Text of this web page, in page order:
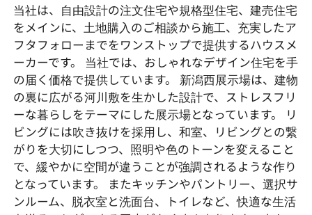
当社は、自由設計の注文住宅や規格型住宅、建売住宅
をメインに、土地購入のご相談から施工、充実したア
フタフォローまでをワンストップで提供するハウスメ
ーカーです。 当社では、おしゃれなデザイン住宅を手
の届く価格で提供しています。 新潟西展示場は、建物
の裏に広がる河川敷を生かした設計で、ストレスフリ
ーな暮らしをテーマにした展示場となっています。 リ
ビングには吹き抜けを採用し、和室、リビングとの繋
がりを大切にしつつ、照明や色のトーンを変えること
で、緩やかに空間が違うことが強調されるような作り
となっています。 またキッチンやパントリー、選択サ
ンルーム、脱衣室と洗面台、トイレなど、快適な生活